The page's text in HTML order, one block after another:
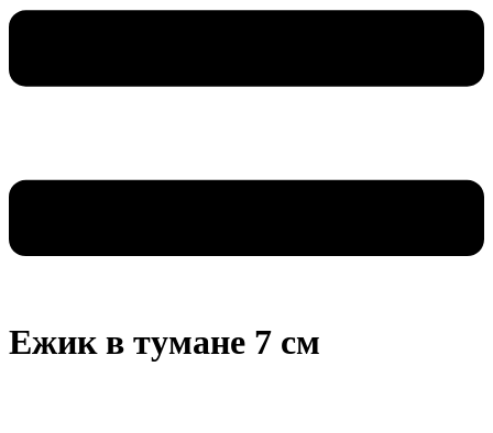
Ежик в тумане 7 см